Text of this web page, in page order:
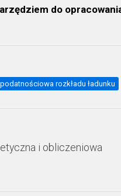
do
rozkładu ładunku
i obliczeniowa